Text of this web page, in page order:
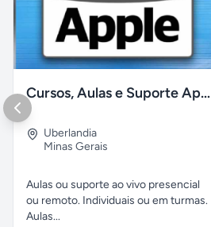
Cursos, Aulas e Suporte Apple - Básico e Avançado
Uberlandia
Minas Gerais
Aulas ou suporte ao vivo presencial
ou remoto. Individuais ou em turmas.
Aulas...